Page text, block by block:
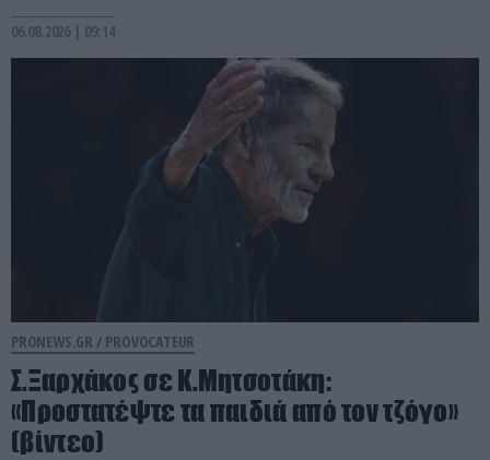
06.08.2026 | 09:14
PRONEWS.GR / PROVOCATEUR
Σ.Ξαρχάκος σε Κ.Μητσοτάκη:
«Προστατέψτε τα παιδιά από τον τζόγο»
(βίντεο)